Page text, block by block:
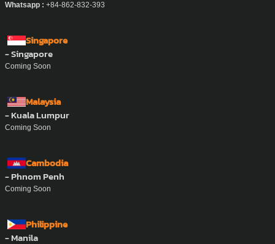
Whatsapp : +84-862-832-393
Singapore
- Singapore
Coming Soon
Malaysia
- Kuala Lumpur
Coming Soon
Cambodia
- Phnom Penh
Coming Soon
Philippine
- Manila